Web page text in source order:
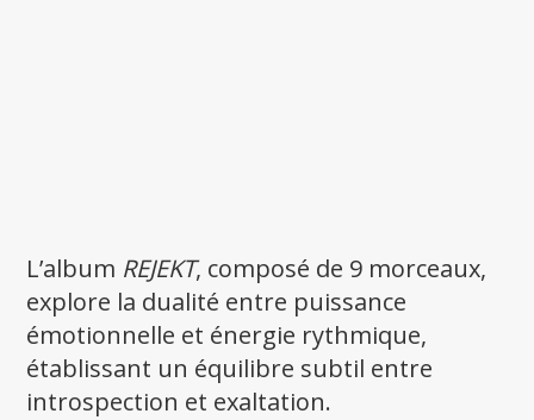
L’album REJEKT, composé de 9 morceaux,
explore la dualité entre puissance
émotionnelle et énergie rythmique,
établissant un équilibre subtil entre
introspection et exaltation.